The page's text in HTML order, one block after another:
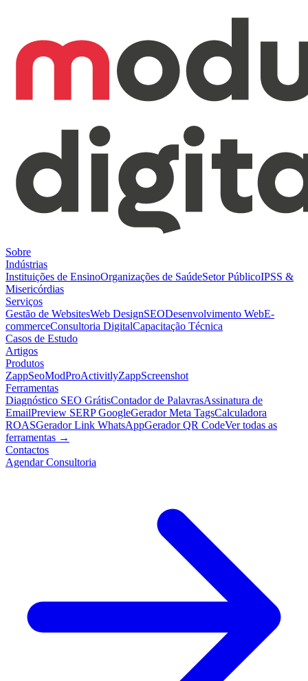
Sobre
Indústrias
Instituições de EnsinoOrganizações de SaúdeSetor PúblicoIPSS &
Misericórdias
Serviços
Gestão de WebsitesWeb DesignSEODesenvolvimento WebE-
commerceConsultoria DigitalCapacitação Técnica
Casos de Estudo
Artigos
Produtos
ZappSeoModProActivitlyZappScreenshot
Ferramentas
Diagnóstico SEO GrátisContador de PalavrasAssinatura de
EmailPreview SERP GoogleGerador Meta TagsCalculadora
ROASGerador Link WhatsAppGerador QR CodeVer todas as
ferramentas →
Contactos
Agendar Consultoria